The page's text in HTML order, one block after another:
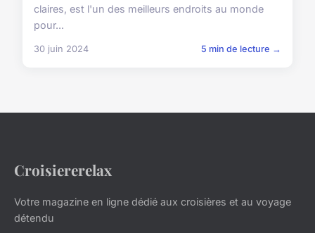
claires, est l'un des meilleurs endroits au monde
pour...
30 juin 2024 5 min de lecture →
Croisiererelax
Votre magazine en ligne dédié aux croisières et au voyage
détendu